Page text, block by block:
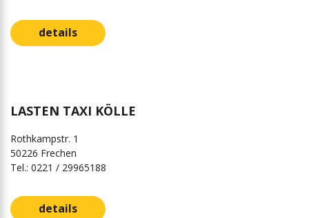
details
LASTEN TAXI KÖLLE
Rothkampstr. 1
50226 Frechen
Tel.: 0221 / 29965188
details